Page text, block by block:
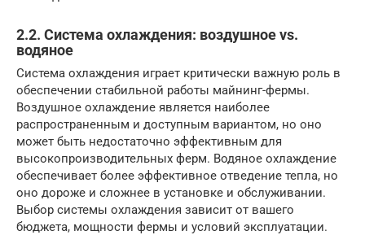
2.2. Система охлаждения: воздушное vs.
водяное
Система охлаждения играет критически важную роль в
обеспечении стабильной работы майнинг-фермы.
Воздушное охлаждение является наиболее
распространенным и доступным вариантом, но оно
может быть недостаточно эффективным для
высокопроизводительных ферм. Водяное охлаждение
обеспечивает более эффективное отведение тепла, но
оно дороже и сложнее в установке и обслуживании.
Выбор системы охлаждения зависит от вашего
бюджета, мощности фермы и условий эксплуатации.